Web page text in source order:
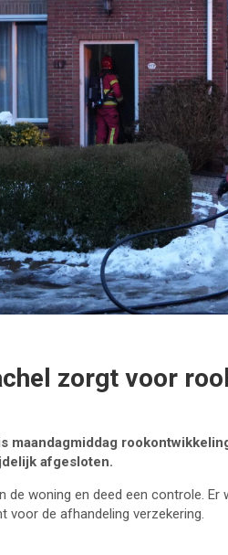
zorgt voor
maandagmiddag
afgesloten.
de woning en deed een controle.
voor de afhandeling verzekering.